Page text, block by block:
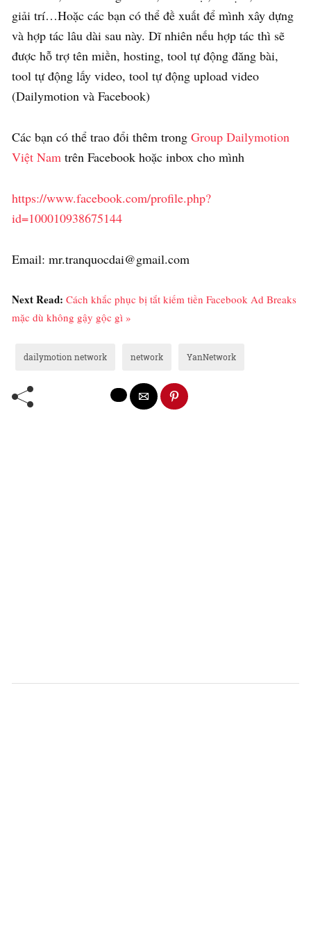
giải trí…Hoặc các bạn có thể đề xuất để mình xây dựng
và hợp tác lâu dài sau này. Dĩ nhiên nếu hợp tác thì sẽ
được hỗ trợ tên miền, hosting, tool tự động đăng bài,
tool tự động lấy video, tool tự động upload video
(Dailymotion và Facebook)
Các bạn có thể trao đổi thêm trong Group Dailymotion
Việt Nam trên Facebook hoặc inbox cho mình
https://www.facebook.com/profile.php?
id=100010938675144
Email: mr.tranquocdai@gmail.com
Next Read: Cách khắc phục bị tắt kiếm tiền Facebook Ad Breaks
mặc dù không gậy gộc gì »
dailymotion network network YanNetwork